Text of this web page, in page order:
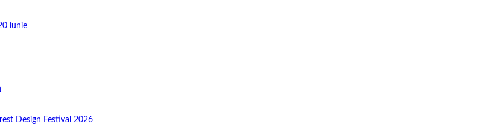
iunie
Design Festival 2026